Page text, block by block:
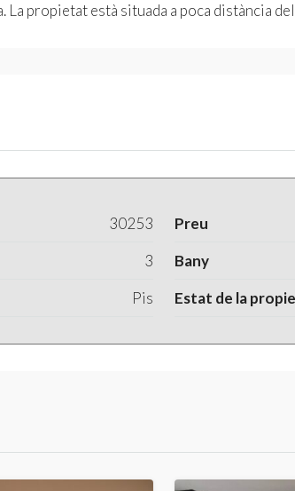
propietat està situada a poca distància
30253 Preu
3 Bany
Pis Estat de la